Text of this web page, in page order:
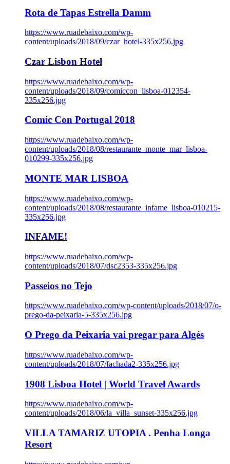
Rota de Tapas Estrella Damm
https://www.ruadebaixo.com/wp-
content/uploads/2018/09/czar_hotel-335x256.jpg
Czar Lisbon Hotel
https://www.ruadebaixo.com/wp-
content/uploads/2018/09/comiccon_lisboa-012354-
335x256.jpg
Comic Con Portugal 2018
https://www.ruadebaixo.com/wp-
content/uploads/2018/08/restaurante_monte_mar_lisboa-
010299-335x256.jpg
MONTE MAR LISBOA
https://www.ruadebaixo.com/wp-
content/uploads/2018/08/restaurante_infame_lisboa-010215-
335x256.jpg
INFAME!
https://www.ruadebaixo.com/wp-
content/uploads/2018/07/dsc2353-335x256.jpg
Passeios no Tejo
https://www.ruadebaixo.com/wp-content/uploads/2018/07/o-
prego-da-peixaria-5-335x256.jpg
O Prego da Peixaria vai pregar para Algés
https://www.ruadebaixo.com/wp-
content/uploads/2018/07/fachada2-335x256.jpg
1908 Lisboa Hotel | World Travel Awards
https://www.ruadebaixo.com/wp-
content/uploads/2018/06/la_villa_sunset-335x256.jpg
VILLA TAMARIZ UTOPIA . Penha Longa
Resort